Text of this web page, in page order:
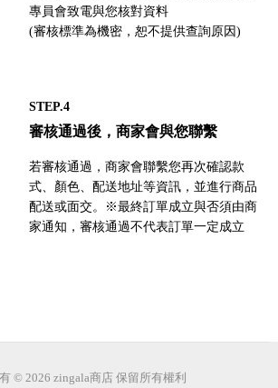
專員會致電與您核對資料
(審核標準為機密，恕不提供查詢原因)
STEP.4
審核通過後，商家會與您聯繫
若審核通過，商家會聯繫您再次確認款
式、顏色、配送地址等資訊，並進行商品
配送或面交。※最終訂單成立與否須由商
家通知，審核通過不代表訂單一定成立
© 2026 zingala商店 保留所有權利